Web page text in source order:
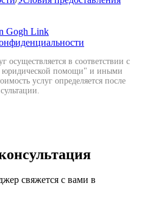
Gogh Link
осуществляется в соответствии с
юридической помощи" и иными
услуг определяется после
свяжется с вами в